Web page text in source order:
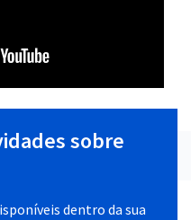
sobre
dentro da sua